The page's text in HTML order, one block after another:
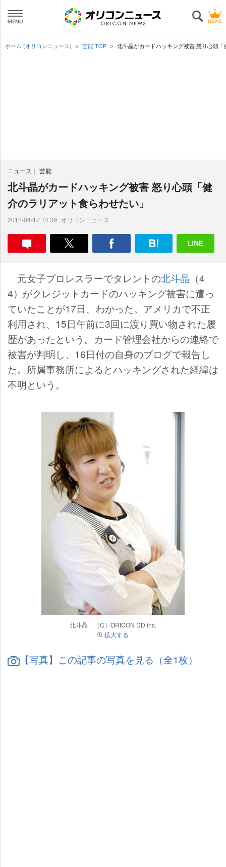
ホーム (オリコンニュース) 芸能 TOP 北斗晶がカードハッキング被害 怒り心頭
ニュース 芸能
北斗晶がカードハッキング被害 怒り心頭「健
介のラリアット食らわせたい」
2012-04-17 14:39 オリコンニュース
元女子プロレスラーでタレントの北斗晶 （4
4）がクレジットカードのハッキング被害に遭っ
ていたことが17日、わかった。アメリカで不正
利用され、15日午前に3回に渡り買い物された履
歴があったという。カード管理会社からの連絡で
被害が判明し、16日付の自身のブログで報告し
た。所属事務所によるとハッキングされた経緯は
不明という。
北斗晶 （C）ORICON DD inc.
拡大する
【写真】この記事の写真を見る（全1枚）